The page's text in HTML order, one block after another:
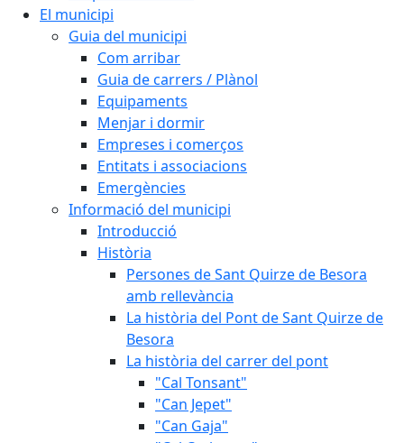
El municipi
Guia del municipi
Com arribar
Guia de carrers / Plànol
Equipaments
Menjar i dormir
Empreses i comerços
Entitats i associacions
Emergències
Informació del municipi
Introducció
Història
Persones de Sant Quirze de Besora
amb rellevància
La història del Pont de Sant Quirze de
Besora
La història del carrer del pont
"Cal Tonsant"
"Can Jepet"
"Can Gaja"